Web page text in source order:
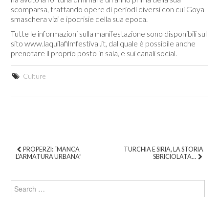
scomparsa, trattando opere di periodi diversi con cui Goya
smaschera vizi e ipocrisie della sua epoca.
Tutte le informazioni sulla manifestazione sono disponibili sul
sito www.laquilafilmfestival.it, dal quale è possibile anche
prenotare il proprio posto in sala, e sui canali social.
Culture
PROPERZI: “MANCA
L’ARMATURA URBANA”
TURCHIA E SIRIA, LA STORIA
SBRICIOLATA…
Search for: